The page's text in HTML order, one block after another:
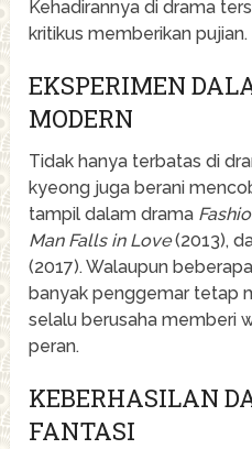
Kehadirannya di drama
kritikus memberikan pujian.
EKSPERIMEN
MODERN
Tidak hanya terbatas di
kyeong juga berani
tampil dalam drama
Man Falls in Love(2013),
(2017). Walaupun
banyak penggemar tetap
selalu berusaha memberi
peran.
KEBERHASILAN
FANTASI